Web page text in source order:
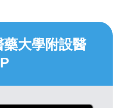
藥大學附設醫